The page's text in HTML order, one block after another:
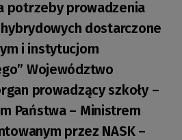
potrzeby prowadzenia
dostarczone
i instytucjom
Województwo
prowadzący szkoły –
Państwa – Ministrem
przez NASK –